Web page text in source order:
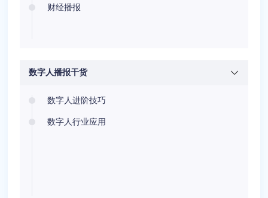
财经播报
数字人播报干货
数字人进阶技巧
数字人行业应用